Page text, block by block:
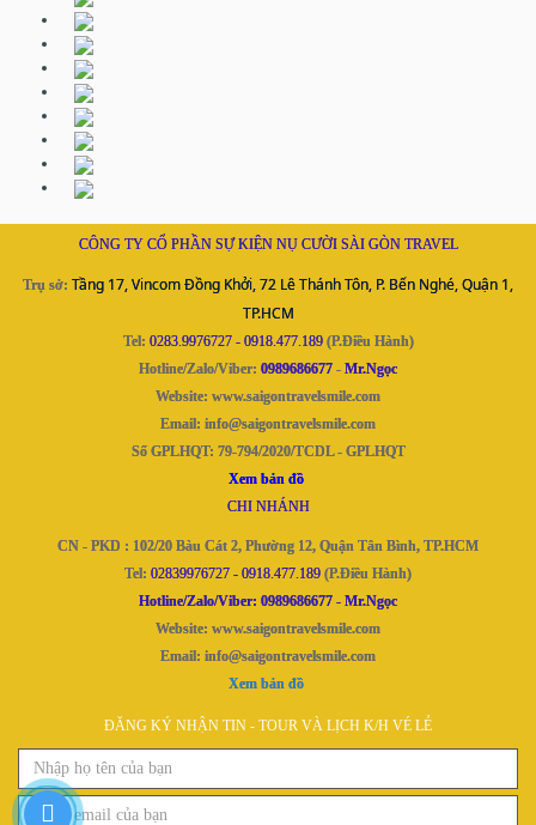
CÔNG TY CỔ PHẦN SỰ KIỆN NỤ CƯỜI SÀI GÒN TRAVEL
Trụ sở: Tầng 17, Vincom Đồng Khởi, 72 Lê Thánh Tôn, P. Bến Nghé, Quận 1,
TP.HCM
Tel: 0283.9976727 - 0918.477.189(P.Điều Hành)
Hotline/Zalo/Viber: 0989686677 - Mr.Ngọc
Website: www.saigontravelsmile.com
Email: info@saigontravelsmile.com
Số GPLHQT: 79-794/2020/TCDL - GPLHQT
Xem bản đồ
CHI NHÁNH
CN - PKD : 102/20 Bàu Cát 2, Phường 12, Quận Tân Bình, TP.HCM
Tel: 02839976727 - 0918.477.189 (P.Điều Hành)
Hotline/Zalo/Viber: 0989686677 - Mr.Ngọc
Website: www.saigontravelsmile.com
Email: info@saigontravelsmile.com
Xem bản đồ
ĐĂNG KÝ NHẬN TIN - TOUR VÀ LỊCH K/H VÉ LẺ